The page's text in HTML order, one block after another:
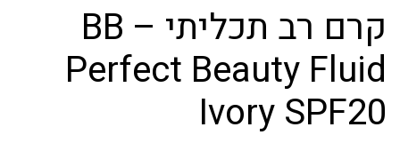
קרם רב תכליתי – BB
Perfect Beauty Fluid
Ivory SPF20